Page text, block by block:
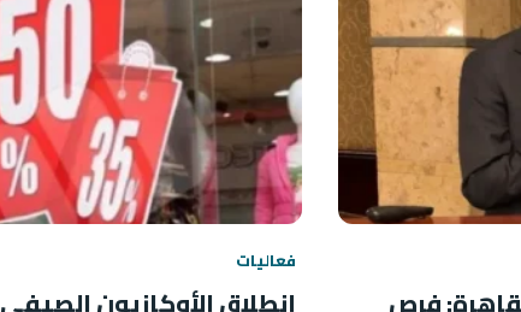
فرص
فعاليات
انطلاق الأوكازيون الصيفي 2026 في مصر